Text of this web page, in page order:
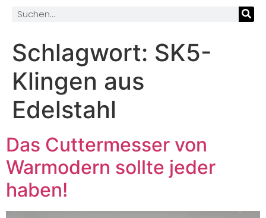
Schlagwort: SK5-
Klingen aus
Edelstahl
Das Cuttermesser von
Warmodern sollte jeder
haben!